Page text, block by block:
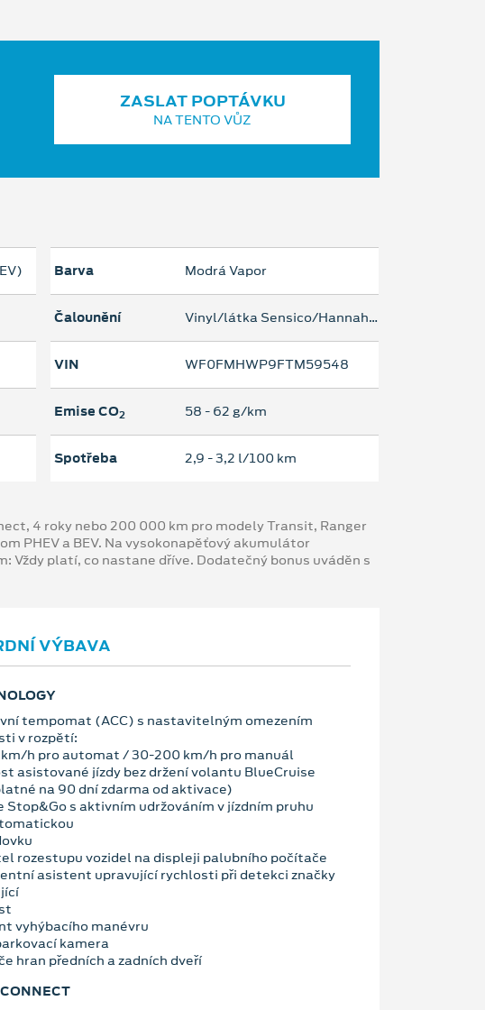
ZASLAT POPTÁVKU
NA TENTO VŮZ
Barva Modrá Vapor
Čalounění Vinyl/látka Sensico/Hannah - cerna Ebony
VIN WF0FMHWP9FTM59548
Emise CO2 58 ‐ 62 g/km
Spotřeba 2,9 ‐ 3,2 l/100 km
4 roky nebo 200 000 km pro modely Transit, Ranger
PHEV a BEV. Na vysokonapěťový akumulátor
Vždy platí, co nastane dříve. Dodatečný bonus uváděn s
VÝBAVA
tempomat (ACC) s nastavitelným omezením
v rozpětí:
h pro automat / 30-200 km/h pro manuál
asistované jízdy bez držení volantu BlueCruise
na 90 dní zdarma od aktivace)
Stop&Go s aktivním udržováním v jízdním pruhu
rozestupu vozidel na displeji palubního počítače
asistent upravující rychlosti při detekci značky
vyhýbacího manévru
kamera
hran předních a zadních dveří